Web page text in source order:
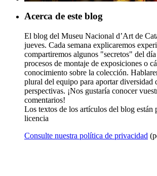
Acerca de este blog
El blog del Museu Nacional d’Art de
jueves. Cada semana explicaremos
compartiremos algunos "secretos" del
procesos de montaje de exposiciones o
conocimiento sobre la colección.
plural del equipo para aportar diversidad
perspectivas. ¡Nos gustaría conocer
comentarios!
Los textos de los artículos del blog están
licencia
Consulte nuestra política de privacidad